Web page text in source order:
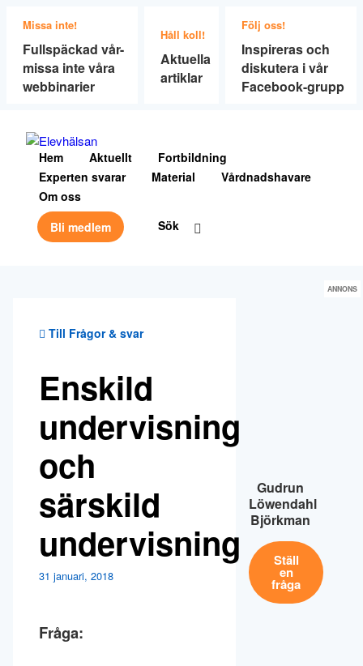
Missa inte!
Fullspäckad vår-
missa inte våra
webbinarier
Håll koll!
Aktuella
artiklar
Följ oss!
Inspireras och
diskutera i vår
Facebook-grupp
Hem Aktuellt
Fortbildning
Experten svarar
Material
Vårdnadshavare
Om oss
Bli medlem
Sök
Till Frågor & svar
Enskild
undervisning
och
särskild
undervisning
31 januari, 2018
Fråga:
Gudrun
Löwendahl
Björkman
Ställ
en
fråga
ANNONS